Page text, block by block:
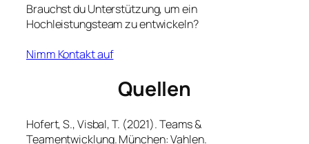
Brauchst du Unterstützung, um ein
Hochleistungsteam zu entwickeln?
Nimm Kontakt auf
Quellen
Hofert, S., Visbal, T. (2021). Teams &
Teamentwicklung. München: Vahlen.